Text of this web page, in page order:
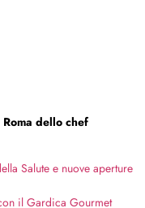
dello chef
Salute e nuove aperture
il Gardica Gourmet